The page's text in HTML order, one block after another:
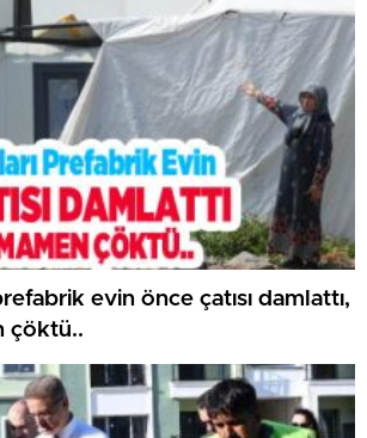
evin önce çatısı damlattı,
çöktü..